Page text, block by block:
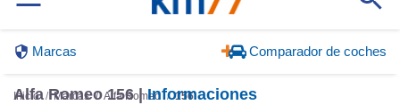
Marcas Comparador de coches
Inicio Marcas Alfa Romeo 156
Alfa Romeo 156 |Informaciones